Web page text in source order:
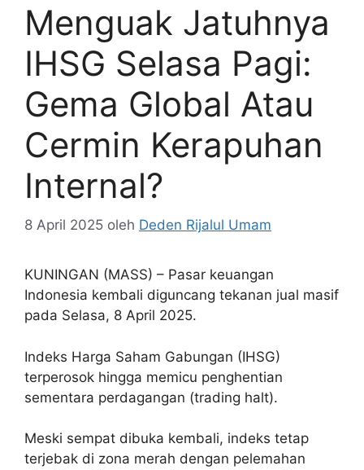
Menguak Jatuhnya
IHSG Selasa Pagi:
Gema Global Atau
Cermin Kerapuhan
Internal?
8 April 2025 oleh Deden Rijalul Umam
KUNINGAN (MASS) – Pasar keuangan
Indonesia kembali diguncang tekanan jual masif
pada Selasa, 8 April 2025.
Indeks Harga Saham Gabungan (IHSG)
terperosok hingga memicu penghentian
sementara perdagangan (trading halt).
Meski sempat dibuka kembali, indeks tetap
terjebak di zona merah dengan pelemahan